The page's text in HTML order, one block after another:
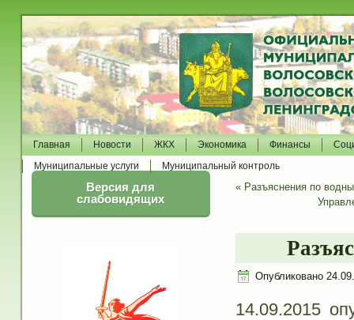
Главная Новости ЖКХ Экономика Финансы
Муниципальные услуги
Муниципальный контроль
Версия для
слабовидящих
« Разъяснения по
Опубликовано
14.09.2015